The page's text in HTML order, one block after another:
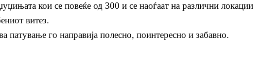
кои се повеќе од 300 и се наоѓаат на различни локации
витез.
патување го направија полесно, поинтересно и забавно.